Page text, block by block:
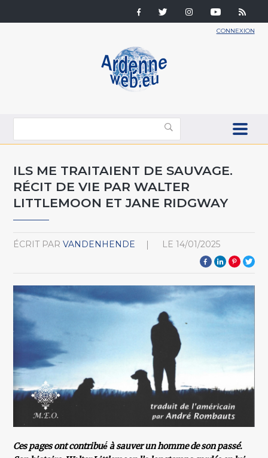
CONNEXION
ILS ME TRAITAIENT DE SAUVAGE.
RÉCIT DE VIE PAR WALTER
LITTLEMOON ET JANE RIDGWAY
ÉCRIT PAR VANDENHENDE LE 14/01/2025
Ces pages ont contribué́ à sauver un homme de son passé.